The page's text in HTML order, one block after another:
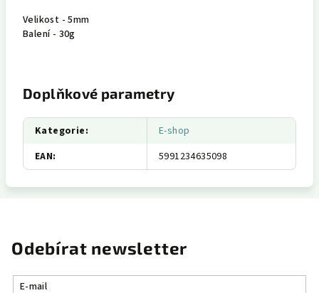
Velikost - 5mm
Balení - 30g
Doplňkové parametry
Kategorie:
E-shop
EAN: 5991234635098
Odebírat newsletter
E-mail